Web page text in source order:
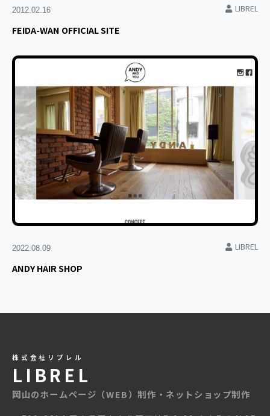
2012.02.16 LIBREL
FEIDA-WAN OFFICIAL SITE
2022.08.09 LIBREL
ANDY HAIR SHOP
LIBREL
株式会社リブレル
岡山のホームページ（WEB）制作・ネットショップ制作